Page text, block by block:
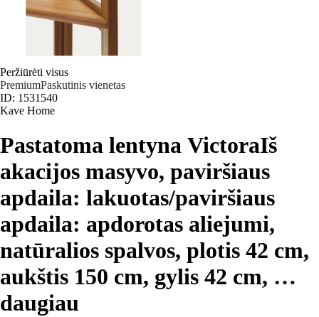
Peržiūrėti visus
PremiumPaskutinis vienetas
ID: 1531540
Kave Home
Pastatoma lentyna VictoraIš
akacijos masyvo, paviršiaus
apdaila: lakuotas/paviršiaus
apdaila: apdorotas aliejumi,
natūralios spalvos, plotis 42 cm,
aukštis 150 cm, gylis 42 cm, …
daugiau